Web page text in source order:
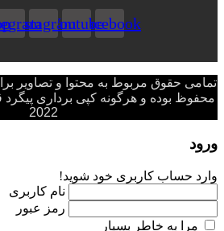
Facebook
Youtube
Instagram
تمامی حقوق مربوط به محتوا و تصاویر
2022
ورود
وارد حساب کاربری خود شوید!
نام کاربری
رمز عبور
مرا به خاطر بسپار